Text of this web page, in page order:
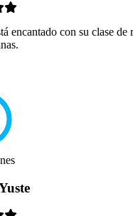
encantado con su clase de